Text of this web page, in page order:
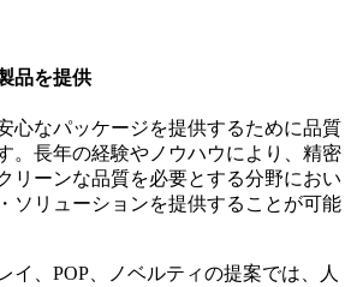
品を提供
心なパッケージを提供するために品質
。長年の経験やノウハウにより、精密
リーンな品質を必要とする分野におい
ソリューションを提供することが可能
イ、POP、ノベルティの提案では、人